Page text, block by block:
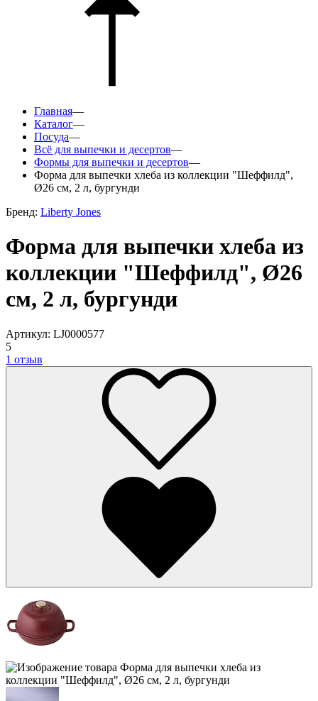
Главная—
Каталог—
Посуда—
Всё для выпечки и десертов—
Формы для выпечки и десертов—
Форма для выпечки хлеба из коллекции "Шеффилд",
Ø26 см, 2 л, бургунди
Бренд: Liberty Jones
Форма для выпечки хлеба из
коллекции "Шеффилд", Ø26
см, 2 л, бургунди
Артикул: LJ0000577
5
1 отзыв